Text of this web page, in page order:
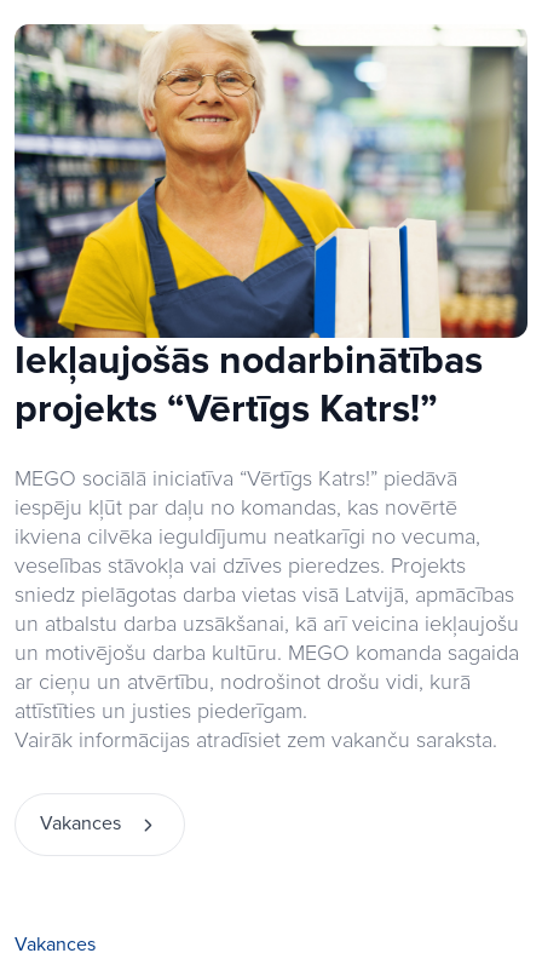
Iekļaujošās nodarbinātības
projekts “Vērtīgs Katrs!”
MEGO sociālā iniciatīva “Vērtīgs Katrs!” piedāvā
iespēju kļūt par daļu no komandas, kas novērtē
ikviena cilvēka ieguldījumu neatkarīgi no vecuma,
veselības stāvokļa vai dzīves pieredzes. Projekts
sniedz pielāgotas darba vietas visā Latvijā, apmācības
un atbalstu darba uzsākšanai, kā arī veicina iekļaujošu
un motivējošu darba kultūru. MEGO komanda sagaida
ar cieņu un atvērtību, nodrošinot drošu vidi, kurā
attīstīties un justies piederīgam.
Vairāk informācijas atradīsiet zem vakanču saraksta.
Vakances
Vakances